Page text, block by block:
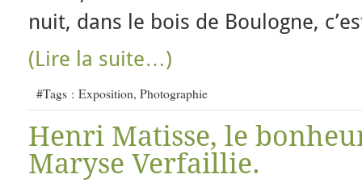
nuit, dans le bois de Boulogne,
(Lire la suite…)
#Tags : Exposition, Photographie
Henri Matisse, le
Maryse Verfaillie.